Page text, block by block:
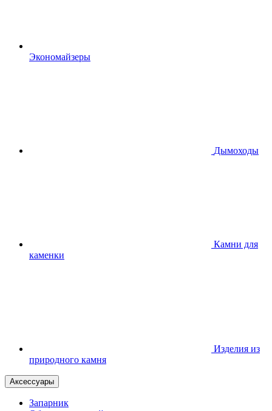
Экономайзеры
Дымоходы
Камни для
каменки
Изделия из
природного камня
Аксессуары
Запарник